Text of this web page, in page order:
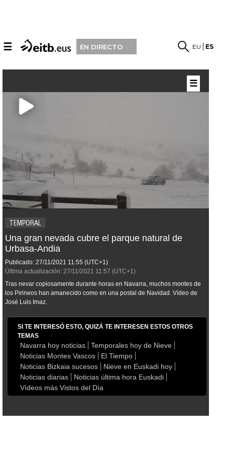
☰ EN DIRECTO EU ES
TEMPORAL
Una gran nevada cubre el parque natural de
Urbasa-Andia
Publicado: 27/11/2021 11:55 (UTC+1)
Última actualización: 27/11/2021 11:57 (UTC+1)
Tras nevar copiosamente durante horas en Navarra, muchos montes de
los Pirineos han amanecido como en una postal de Navidad. Vídeo de
José Luis Imaz.
SI TE INTERESÓ ESTO, QUIZÁ TE INTERESEN ESTOS OTROS
TEMAS
Navarra hoy noticias
Temporales hoy de Nieve
Noticias Montes Vascos
El Tiempo
Noticias Bizkaia sucesos
Nieve en Euskadi hoy
Noticias diarias
Noticias última hora Euskadi
Vídeos más Vistos del Día
☰